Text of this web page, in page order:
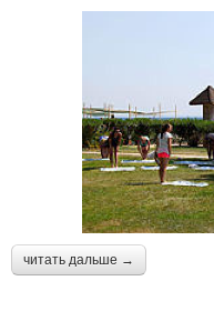
читать дальше →